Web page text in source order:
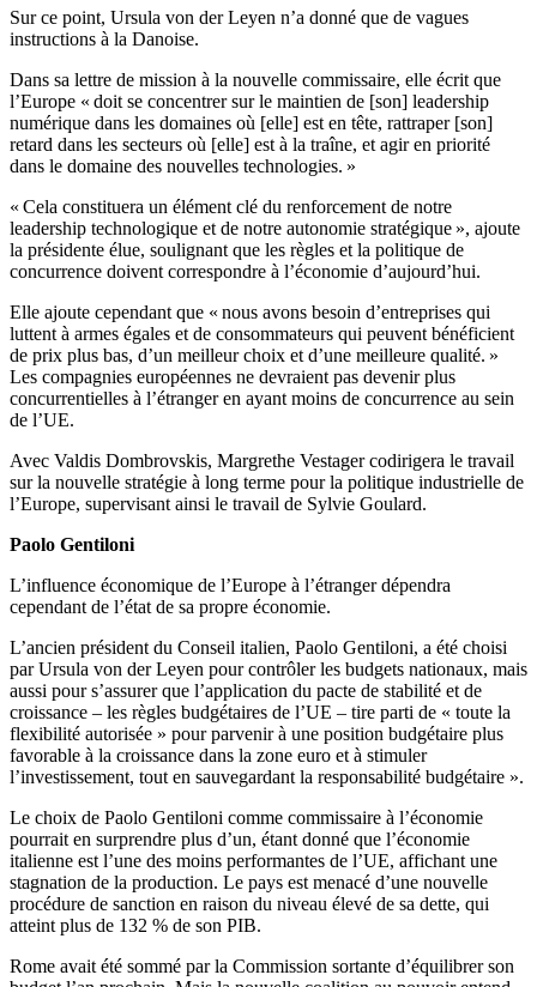
Sur ce point, Ursula von der Leyen n’a donné que de vagues
instructions à la Danoise.
Dans sa lettre de mission à la nouvelle commissaire, elle écrit que
l’Europe « doit se concentrer sur le maintien de [son] leadership
numérique dans les domaines où [elle] est en tête, rattraper [son]
retard dans les secteurs où [elle] est à la traîne, et agir en priorité
dans le domaine des nouvelles technologies. »
« Cela constituera un élément clé du renforcement de notre
leadership technologique et de notre autonomie stratégique », ajoute
la présidente élue, soulignant que les règles et la politique de
concurrence doivent correspondre à l’économie d’aujourd’hui.
Elle ajoute cependant que « nous avons besoin d’entreprises qui
luttent à armes égales et de consommateurs qui peuvent bénéficient
de prix plus bas, d’un meilleur choix et d’une meilleure qualité. »
Les compagnies européennes ne devraient pas devenir plus
concurrentielles à l’étranger en ayant moins de concurrence au sein
de l’UE.
Avec Valdis Dombrovskis, Margrethe Vestager codirigera le travail
sur la nouvelle stratégie à long terme pour la politique industrielle de
l’Europe, supervisant ainsi le travail de Sylvie Goulard.
Paolo Gentiloni
L’influence économique de l’Europe à l’étranger dépendra
cependant de l’état de sa propre économie.
L’ancien président du Conseil italien, Paolo Gentiloni, a été choisi
par Ursula von der Leyen pour contrôler les budgets nationaux, mais
aussi pour s’assurer que l’application du pacte de stabilité et de
croissance – les règles budgétaires de l’UE – tire parti de « toute la
flexibilité autorisée » pour parvenir à une position budgétaire plus
favorable à la croissance dans la zone euro et à stimuler
l’investissement, tout en sauvegardant la responsabilité budgétaire ».
Le choix de Paolo Gentiloni comme commissaire à l’économie
pourrait en surprendre plus d’un, étant donné que l’économie
italienne est l’une des moins performantes de l’UE, affichant une
stagnation de la production. Le pays est menacé d’une nouvelle
procédure de sanction en raison du niveau élevé de sa dette, qui
atteint plus de 132 % de son PIB.
Rome avait été sommé par la Commission sortante d’équilibrer son